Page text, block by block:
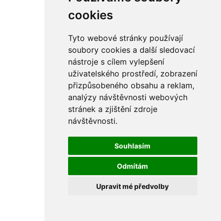
cookies
Tyto webové stránky používají
soubory cookies a další sledovací
nástroje s cílem vylepšení
uživatelského prostředí, zobrazení
přizpůsobeného obsahu a reklam,
analýzy návštěvnosti webových
stránek a zjištění zdroje
návštěvnosti.
Souhlasím
Odmítám
Upravit mé předvolby